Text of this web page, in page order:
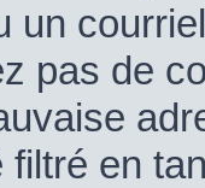
un
pas de
filtré en